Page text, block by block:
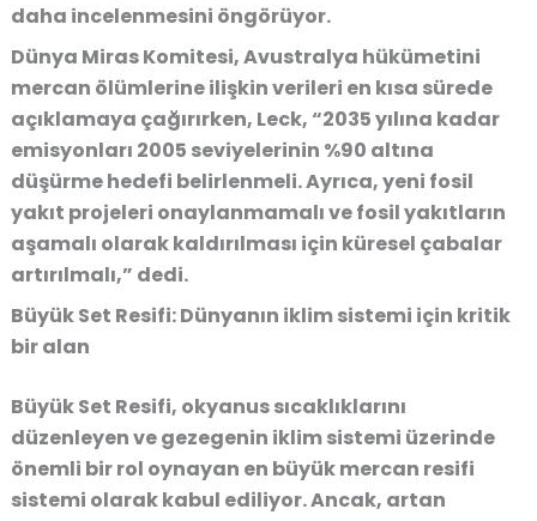
daha incelenmesini öngörüyor.
Dünya Miras Komitesi, Avustralya hükümetini
mercan ölümlerine ilişkin verileri en kısa sürede
açıklamaya çağırırken, Leck, “2035 yılına kadar
emisyonları 2005 seviyelerinin %90 altına
düşürme hedefi belirlenmeli. Ayrıca, yeni fosil
yakıt projeleri onaylanmamalı ve fosil yakıtların
aşamalı olarak kaldırılması için küresel çabalar
artırılmalı,” dedi.
Büyük Set Resifi: Dünyanın iklim sistemi için kritik
bir alan
Büyük Set Resifi, okyanus sıcaklıklarını
düzenleyen ve gezegenin iklim sistemi üzerinde
önemli bir rol oynayan en büyük mercan resifi
sistemi olarak kabul ediliyor. Ancak, artan